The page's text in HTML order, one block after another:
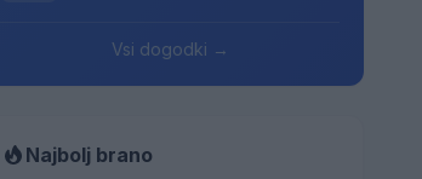
Vsi dogodki →
Najbolj brano